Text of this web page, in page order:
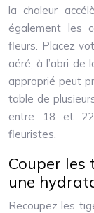
la chaleur
également les
fleurs. Placez
aéré, à l’abri de
approprié peut
table de
entre 18 et 22
fleuristes.
Couper les
une
Recoupez les